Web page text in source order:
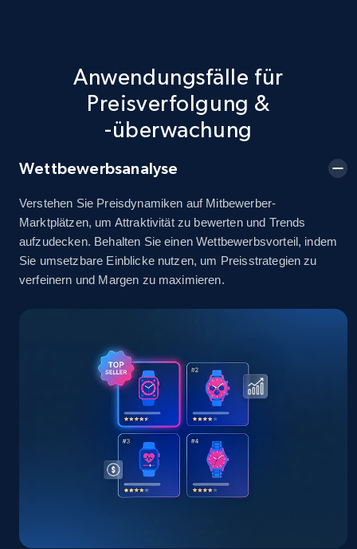
Seller id, URL, Seller name, Description, Detailed
info, Stars, Feedbacks, Return policy, and more.
378+ Jetzt anfangen
eBay
URL, Product id, Title, Seller name, Seller rating,
Seller reviews, Breadcrumbs, Root category, and
more.
Jetzt anfangen
eBay - Gather data on products using
specified keywords
URL, Product id, Title, Seller name, Seller rating,
Seller reviews, Breadcrumbs, Root category, and
Anwendungsfälle für
Preisverfolgung &
-überwachung
Wettbewerbsanalyse
Verstehen Sie Preisdynamiken auf Mitbewerber-
Marktplätzen, um Attraktivität zu bewerten und Trends
aufzudecken. Behalten Sie einen Wettbewerbsvorteil, indem
Sie umsetzbare Einblicke nutzen, um Preisstrategien zu
verfeinern und Margen zu maximieren.